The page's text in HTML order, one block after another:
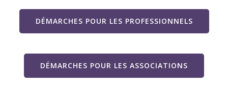
DÉMARCHES POUR LES PROFESSIONNELS
DÉMARCHES POUR LES ASSOCIATIONS